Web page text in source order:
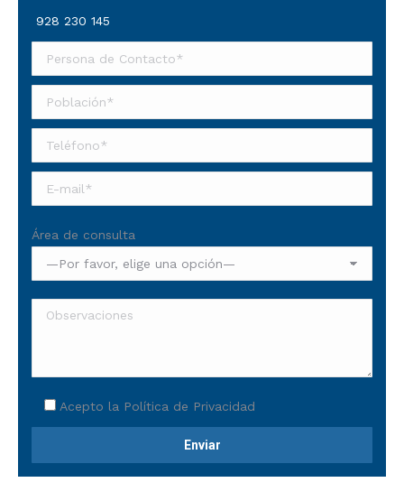
928 230 145
Área de consulta
Acepto la Política de Privacidad